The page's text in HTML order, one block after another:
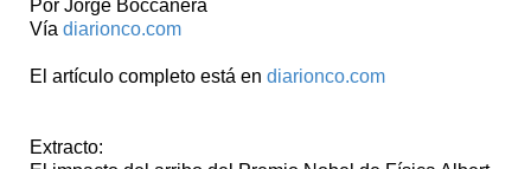
Por Jorge Boccanera
Vía diarionco.com
El artículo completo está en diarionco.com
Extracto: